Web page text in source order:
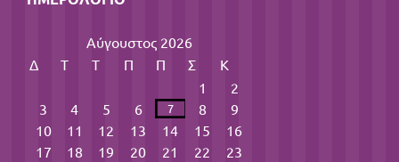
Αύγουστος 2026
Δ
Τ Τ Π Π Σ
Κ
1
2
3
4 5 6 7 8
9
10
11 12 13 14 15
16
17
18 19 20 21 22
23